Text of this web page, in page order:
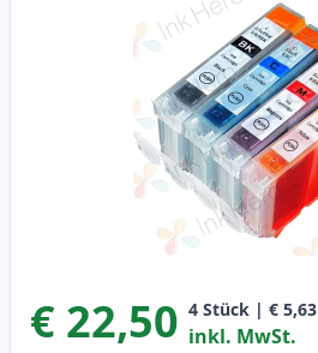
€ 22,50 4 Stück | € 5,63
inkl. MwSt.